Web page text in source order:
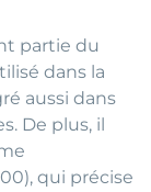
partie du
dans la
aussi dans
De plus, il
qui précise